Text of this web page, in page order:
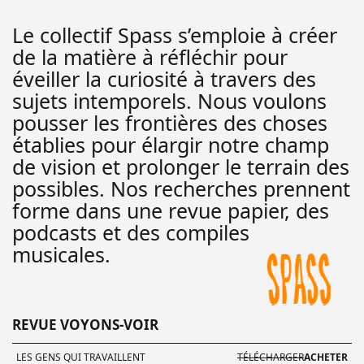
Le collectif Spass s’emploie à créer
de la matière à réfléchir pour
éveiller la curiosité à travers des
sujets intemporels. Nous voulons
pousser les frontières des choses
établies pour élargir notre champ
de vision et prolonger le terrain des
possibles. Nos recherches prennent
forme dans une revue papier, des
podcasts et des compiles
musicales.
REVUE VOYONS-VOIR
LES GENS QUI TRAVAILLENT TÉLÉCHARGERACHETER